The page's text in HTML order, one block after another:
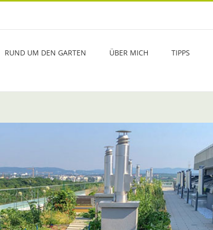
RUND UM DEN GARTEN ÜBER MICH TIPPS